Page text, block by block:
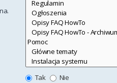
Tak
Nie